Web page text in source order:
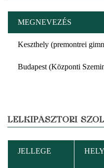
MEGNEVEZÉS
Keszthely (premontrei
Budapest (Központi
LELKIPÁSZTORI
JELLEGE